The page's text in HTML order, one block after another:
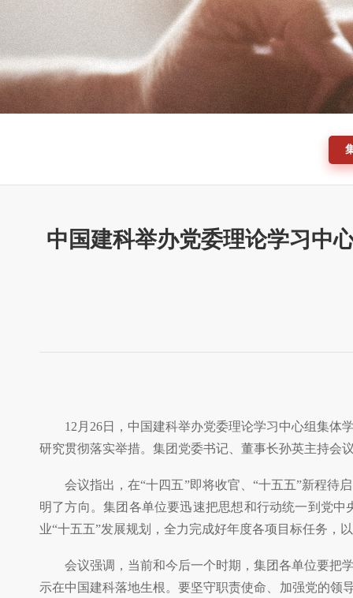
中国建科举办党委理论学习中
12月26日，中国建科举办党委理论学习中心组集
研究贯彻落实举措。集团党委书记、董事长孙英主持会
会议指出，在“十四五”即将收官、“十五五”新程待
明了方向。集团各单位要迅速把思想和行动统一到党
业“十五五”发展规划，全力完成好年度各项目标任务，
会议强调，当前和今后一个时期，集团各单位要把
示在中国建科落地生根。要坚守职责使命、加强党的领